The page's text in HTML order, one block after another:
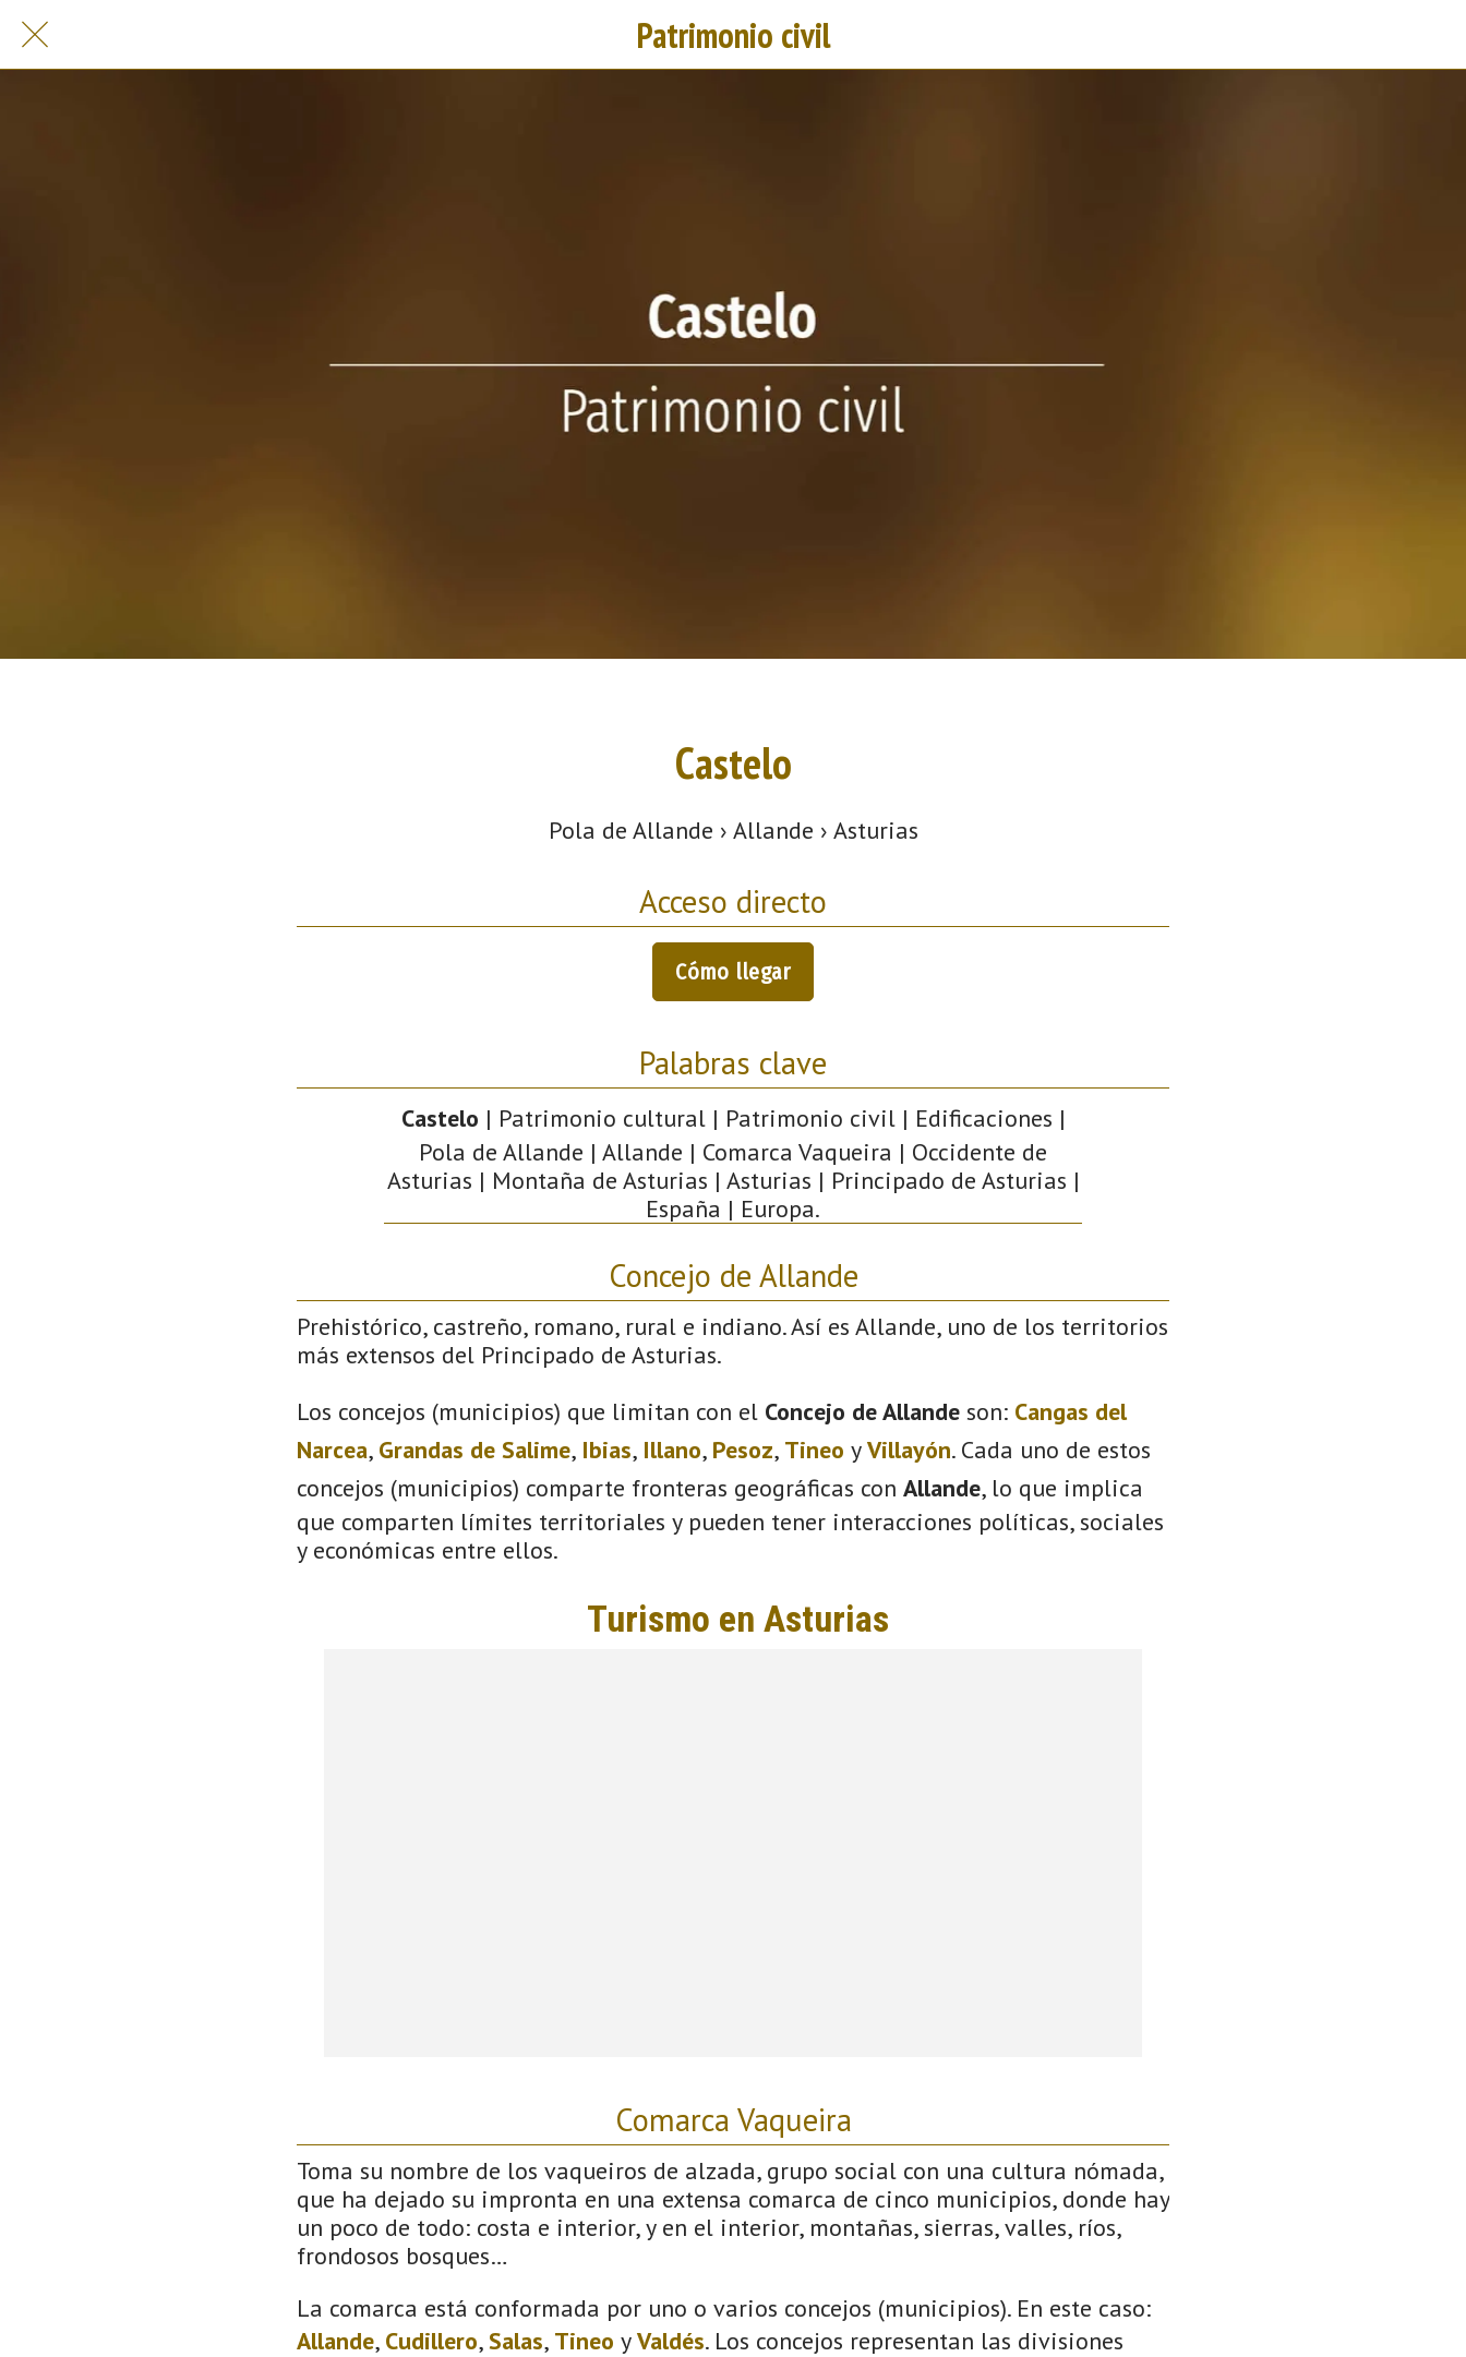
Patrimonio civil
Castelo
Pola de Allande › Allande › Asturias
Acceso directo
Cómo llegar
Palabras clave
Castelo | Patrimonio cultural | Patrimonio civil | Edificaciones |
Pola de Allande | Allande | Comarca Vaqueira | Occidente de
Asturias | Montaña de Asturias | Asturias | Principado de Asturias |
España | Europa.
Concejo de Allande
Prehistórico, castreño, romano, rural e indiano. Así es Allande, uno de los territorios
más extensos del Principado de Asturias.
Los concejos (municipios) que limitan con el Concejo de Allande son: Cangas del
Narcea, Grandas de Salime, Ibias, Illano, Pesoz, Tineo yVillayón. Cada uno de estos
concejos (municipios) comparte fronteras geográficas con Allande, lo que implica
que comparten límites territoriales y pueden tener interacciones políticas, sociales
y económicas entre ellos.
Comarca Vaqueira
Toma su nombre de los vaqueiros de alzada, grupo social con una cultura nómada,
que ha dejado su impronta en una extensa comarca de cinco municipios, donde hay
un poco de todo: costa e interior, y en el interior, montañas, sierras, valles, ríos,
frondosos bosques…
La comarca está conformada por uno o varios concejos (municipios). En este caso:
Allande, Cudillero,Salas, Tineo yValdés. Los concejos representan las divisiones